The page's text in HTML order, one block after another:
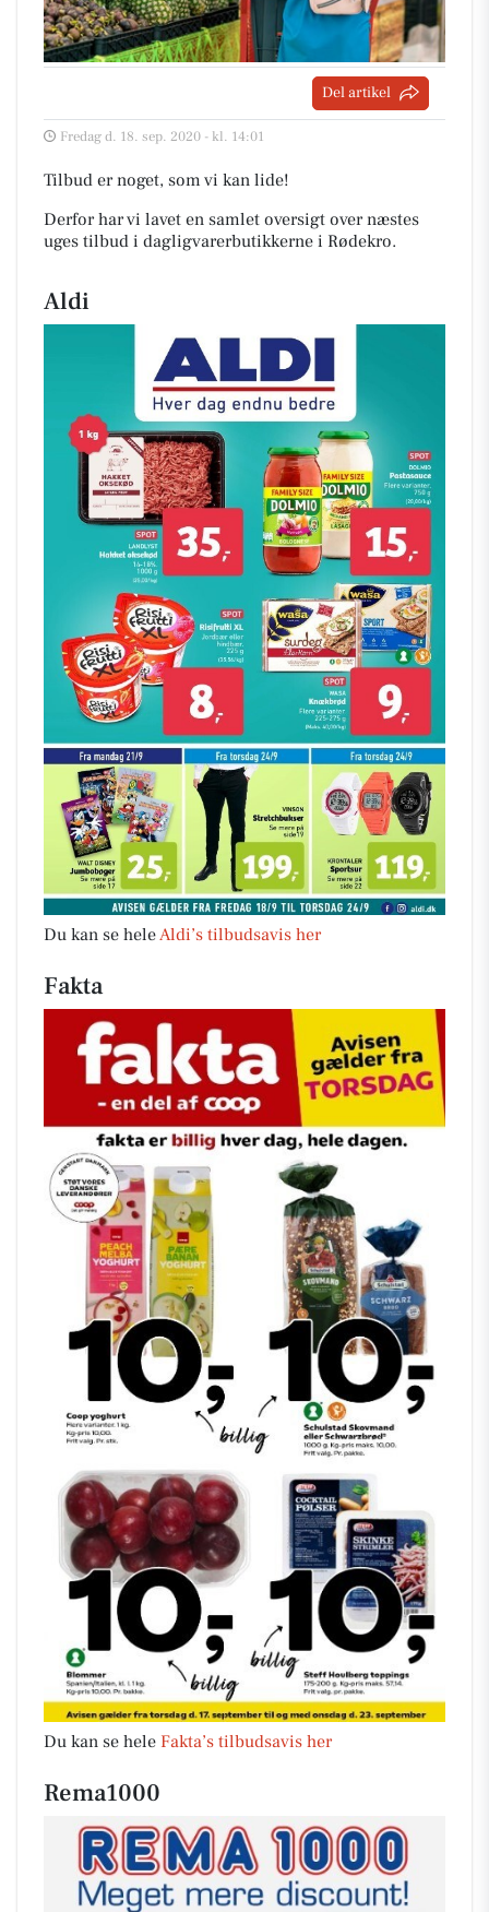
Del artikel
Fredag d. 18. sep. 2020 - kl. 14:01
Tilbud er noget, som vi kan lide!
Derfor har vi lavet en samlet oversigt over næstes
uges tilbud i dagligvarerbutikkerne i Rødekro.
Aldi
Du kan se heleAldi’s tilbudsavis her
Fakta
Du kan se hele Fakta’s tilbudsavis her
Rema1000